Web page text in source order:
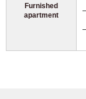
Furnished
apartment